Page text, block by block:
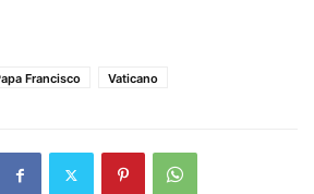
Francisco Vaticano